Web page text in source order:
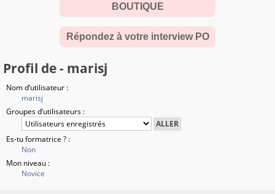
BOUTIQUE
Répondez à votre interview PO
Profil de - marisj
Nom d’utilisateur :
marisj
Groupes d’utilisateurs :
Es-tu formatrice ? :
Non
Mon niveau :
Novice